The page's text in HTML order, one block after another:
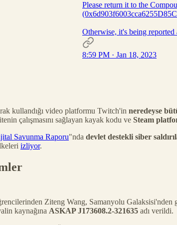
Please return it to the
Otherwise, it's being
8:59 PM · Jan 18, 2023
kullandığı video platformu Twitch'in neredeyse
çalışmasını sağlayan kayak kodu ve Steam
Savunma Raporu"nda devlet destekli siber
izliyor.
Ziteng Wang, Samanyolu Galaksisi'nden
kaynağına ASKAP J173608.2-321635 adı verildi.